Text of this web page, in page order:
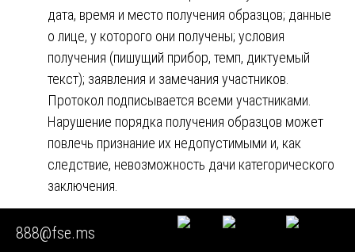
дата, время и место получения образцов; данные
о лице, у которого они получены; условия
получения (пишущий прибор, темп, диктуемый
текст); заявления и замечания участников.
Протокол подписывается всеми участниками.
Нарушение порядка получения образцов может
повлечь признание их недопустимыми и, как
следствие, невозможность дачи категорического
заключения.
Особые случаи назначения почерковедческой
экспертизы по уголовному делу
888@fse.ms